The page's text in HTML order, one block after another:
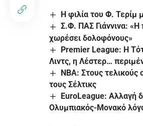
Η φιλία του Φ. Τερίμ
Σ.Φ. ΠΑΣ Γιάννινα:
χωρέσει δολοφόνους»
Premier League: Η
Λιντς, η Λέστερ…
NBA: Στους τελικούς
τους Σέλτικς
EuroLeague: Αλλαγή
Ολυμπιακός-Μονακό